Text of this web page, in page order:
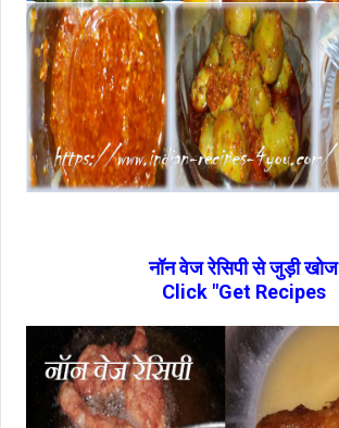
नॉन वेज रेसिपी से जुड़ी खोज
Click "Get Recipes